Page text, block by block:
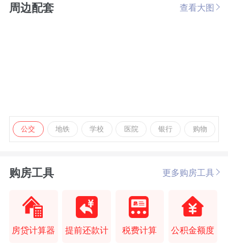
周边配套 查看大图
公交 地铁 学校 医院 银行 购物
购房工具 更多购房工具
房贷计算器 提前还款计 税费计算 公积金额度